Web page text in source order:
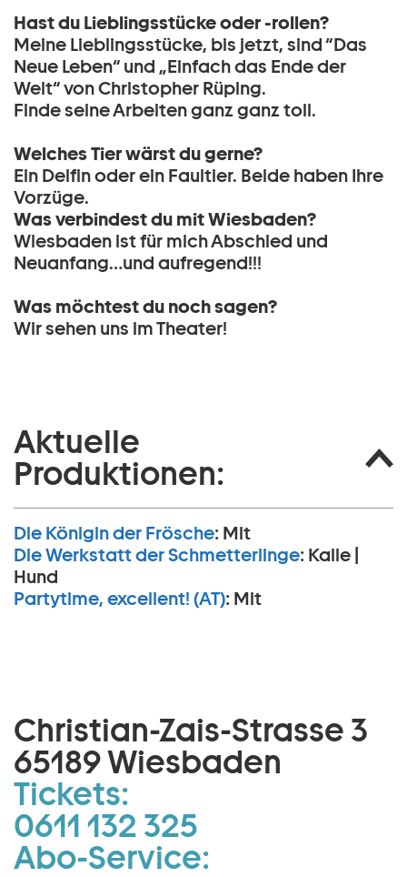
Hast du Lieblingsstücke oder -rollen?
Meine Lieblingsstücke, bis jetzt, sind “Das
Neue Leben“ und „Einfach das Ende der
Welt“ von Christopher Rüping.
Finde seine Arbeiten ganz ganz toll.
Welches Tier wärst du gerne?
Ein Delfin oder ein Faultier. Beide haben Ihre
Vorzüge.
Was verbindest du mit Wiesbaden?
Wiesbaden ist für mich Abschied und
Neuanfang…und aufregend!!!
Was möchtest du noch sagen?
Wir sehen uns im Theater!
Aktuelle
Produktionen:
Die Königin der Frösche: Mit
Die Werkstatt der Schmetterlinge: Kalle |
Hund
Partytime, excellent! (AT): Mit
Christian-Zais-Strasse 3
65189 Wiesbaden
Tickets:
0611 132 325
Abo-Service: